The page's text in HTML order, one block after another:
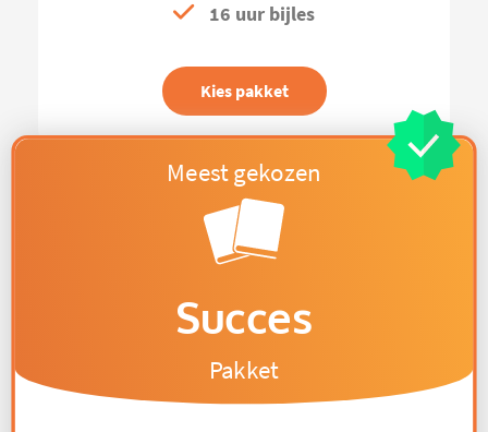
16 uur bijles
Kies pakket
Succes
Pakket